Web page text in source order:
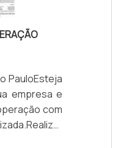
PauloEsteja
empresa e
com
de